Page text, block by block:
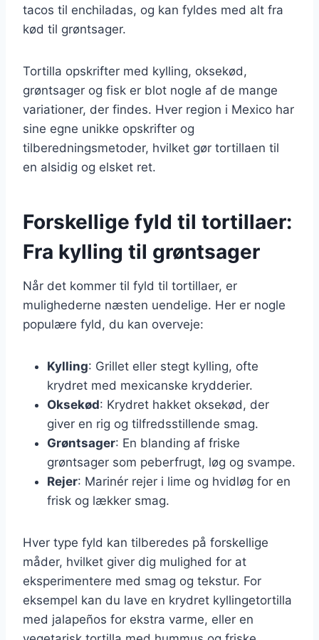
tacos til enchiladas, og kan fyldes med alt fra
kød til grøntsager.
Tortilla opskrifter med kylling, oksekød,
grøntsager og fisk er blot nogle af de mange
variationer, der findes. Hver region i Mexico har
sine egne unikke opskrifter og
tilberedningsmetoder, hvilket gør tortillaen til
en alsidig og elsket ret.
Forskellige fyld til tortillaer:
Fra kylling til grøntsager
Når det kommer til fyld til tortillaer, er
mulighederne næsten uendelige. Her er nogle
populære fyld, du kan overveje:
Kylling: Grillet eller stegt kylling, ofte
krydret med mexicanske krydderier.
Oksekød: Krydret hakket oksekød, der
giver en rig og tilfredsstillende smag.
Grøntsager: En blanding af friske
grøntsager som peberfrugt, løg og svampe.
Rejer: Marinér rejer i lime og hvidløg for en
frisk og lækker smag.
Hver type fyld kan tilberedes på forskellige
måder, hvilket giver dig mulighed for at
eksperimentere med smag og tekstur. For
eksempel kan du lave en krydret kyllingetortilla
med jalapeños for ekstra varme, eller en